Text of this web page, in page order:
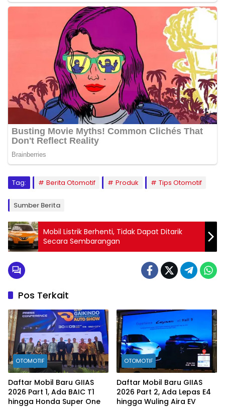
Tag: Berita Otomotif Produk Tips Otomotif
Sumber Berita
Mobil Listrik Berhenti, Tidak Dapat Ditarik
Secara Sembarangan
Pos Terkait
OTOMOTIF
Daftar Mobil Baru GIIAS
2026 Part 1, Ada BAIC T1
hingga Honda Super One
OTOMOTIF
Daftar Mobil Baru GIIAS
2026 Part 2, Ada Lepas E4
hingga Wuling Aira EV